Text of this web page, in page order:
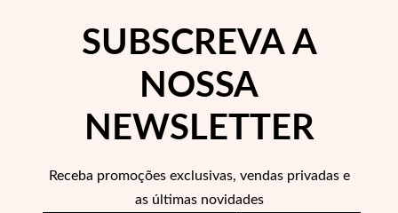
SUBSCREVA A
NOSSA
NEWSLETTER
Receba promoções exclusivas, vendas privadas e
as últimas novidades